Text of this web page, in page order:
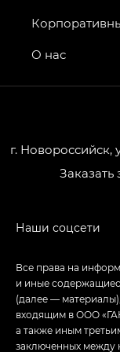
GT, Джи Эль
GS4 — Джи
привод —
M8 — Эм 8
Джи Ти —
LOUNGE
Empow —
Джи Эс —
г.
Заказать
О нас
Все права на
и иные
(далее —
входящим в ООО
а также иным
заключенных